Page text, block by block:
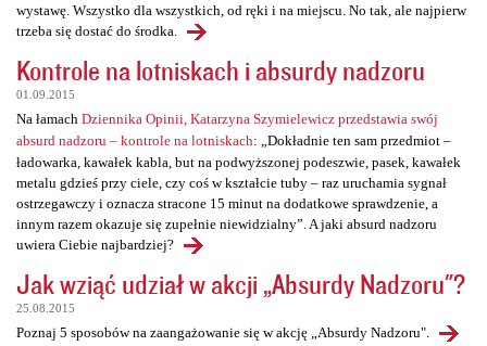
wystawę. Wszystko dla wszystkich, od ręki i na miejscu. No tak, ale najpierw
trzeba się dostać do środka.
Kontrole na lotniskach i absurdy nadzoru
01.09.2015
Na łamach Dziennika Opinii, Katarzyna Szymielewicz przedstawia swój
absurd nadzoru – kontrole na lotniskach: „Dokładnie ten sam przedmiot –
ładowarka, kawałek kabla, but na podwyższonej podeszwie, pasek, kawałek
metalu gdzieś przy ciele, czy coś w kształcie tuby – raz uruchamia sygnał
ostrzegawczy i oznacza stracone 15 minut na dodatkowe sprawdzenie, a
innym razem okazuje się zupełnie niewidzialny”. A jaki absurd nadzoru
uwiera Ciebie najbardziej?
Jak wziąć udział w akcji „Absurdy Nadzoru"?
25.08.2015
Poznaj 5 sposobów na zaangażowanie się w akcję „Absurdy Nadzoru".